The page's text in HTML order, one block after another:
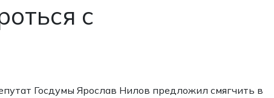
с
Госдумы Ярослав Нилов предложил смягчить в